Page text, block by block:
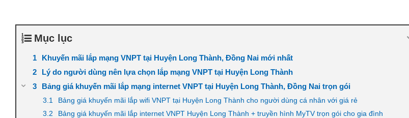
Mục lục
Khuyến mãi lắp mạng VNPT tại Huyện Long Thành, Đồng Nai mới nhất
Lý do người dùng nên lựa chọn lắp mạng VNPT tại Huyện Long Thành
Bảng giá khuyến mãi lắp mạng internet VNPT tại Huyện Long Thành, Đồng Nai trọn gói
Bảng giá khuyến mãi lắp wifi VNPT tại Huyện Long Thành cho người dùng cá nhân với giá rẻ
Bảng giá khuyến mãi lắp internet VNPT Huyện Long Thành + truyền hình MyTV trọn gói cho gia đình